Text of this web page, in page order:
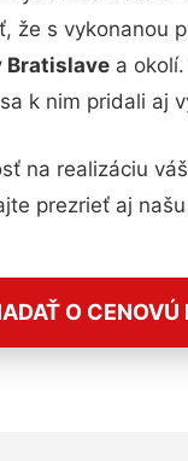
s vykonanou
Bratislave a
k nim pridali aj
na realizáciu
prezrieť aj našu
O CENOVÚ